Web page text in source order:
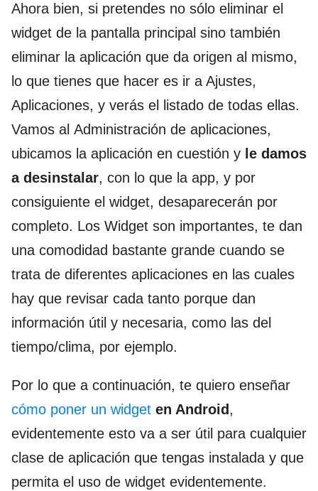
Ahora bien, si pretendes no sólo eliminar el
widget de la pantalla principal sino también
eliminar la aplicación que da origen al mismo,
lo que tienes que hacer es ir a Ajustes,
Aplicaciones, y verás el listado de todas ellas.
Vamos al Administración de aplicaciones,
ubicamos la aplicación en cuestión y le damos
a desinstalar, con lo que la app, y por
consiguiente el widget, desaparecerán por
completo. Los Widget son importantes, te dan
una comodidad bastante grande cuando se
trata de diferentes aplicaciones en las cuales
hay que revisar cada tanto porque dan
información útil y necesaria, como las del
tiempo/clima, por ejemplo.
Por lo que a continuación, te quiero enseñar
cómo poner un widget en Android ,
evidentemente esto va a ser útil para cualquier
clase de aplicación que tengas instalada y que
permita el uso de widget evidentemente.